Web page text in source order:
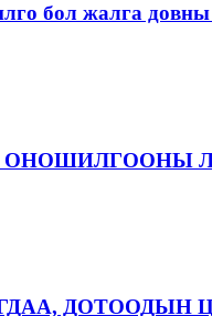
бол жалга
ДОТООДЫН